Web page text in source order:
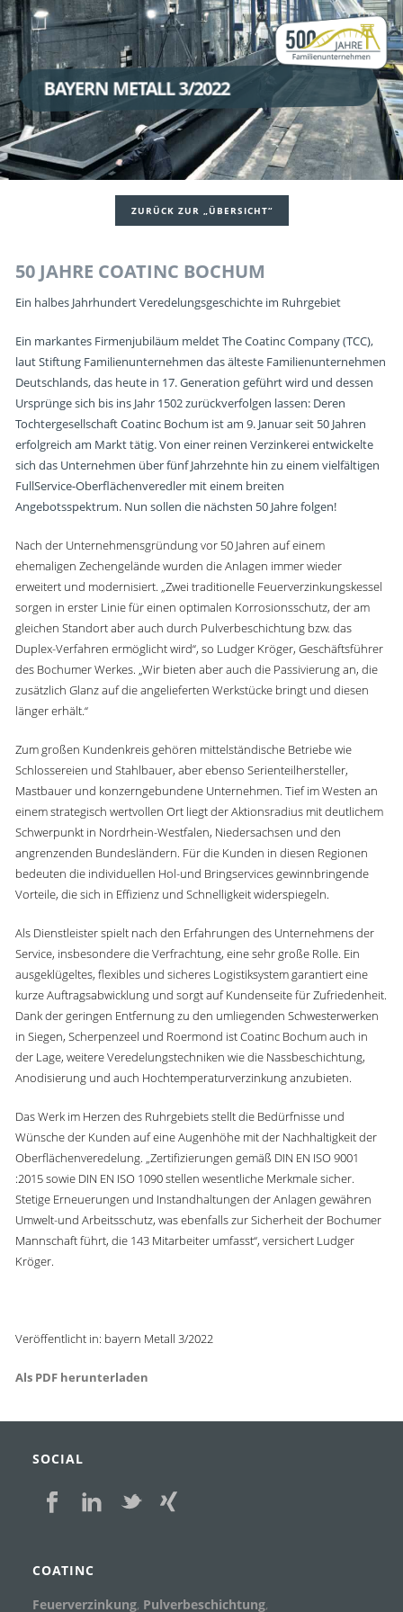
BAYERN METALL 3/2022
ZURÜCK ZUR „ÜBERSICHT“
50 JAHRE COATINC BOCHUM
Ein halbes Jahrhundert Veredelungsgeschichte im Ruhrgebiet
Ein markantes Firmenjubiläum meldet The Coatinc Company (TCC),
laut Stiftung Familienunternehmen das älteste Familienunternehmen
Deutschlands, das heute in 17. Generation geführt wird und dessen
Ursprünge sich bis ins Jahr 1502 zurückverfolgen lassen: Deren
Tochtergesellschaft Coatinc Bochum ist am 9. Januar seit 50 Jahren
erfolgreich am Markt tätig. Von einer reinen Verzinkerei entwickelte
sich das Unternehmen über fünf Jahrzehnte hin zu einem vielfältigen
FullService-Oberflächenveredler mit einem breiten
Angebotsspektrum. Nun sollen die nächsten 50 Jahre folgen!
Nach der Unternehmensgründung vor 50 Jahren auf einem
ehemaligen Zechengelände wurden die Anlagen immer wieder
erweitert und modernisiert. „Zwei traditionelle Feuerverzinkungskessel
sorgen in erster Linie für einen optimalen Korrosionsschutz, der am
gleichen Standort aber auch durch Pulverbeschichtung bzw. das
Duplex-Verfahren ermöglicht wird“, so Ludger Kröger, Geschäftsführer
des Bochumer Werkes. „Wir bieten aber auch die Passivierung an, die
zusätzlich Glanz auf die angelieferten Werkstücke bringt und diesen
länger erhält.“
Zum großen Kundenkreis gehören mittelständische Betriebe wie
Schlossereien und Stahlbauer, aber ebenso Serienteilhersteller,
Mastbauer und konzerngebundene Unternehmen. Tief im Westen an
einem strategisch wertvollen Ort liegt der Aktionsradius mit deutlichem
Schwerpunkt in Nordrhein-Westfalen, Niedersachsen und den
angrenzenden Bundesländern. Für die Kunden in diesen Regionen
bedeuten die individuellen Hol-und Bringservices gewinnbringende
Vorteile, die sich in Effizienz und Schnelligkeit widerspiegeln.
Als Dienstleister spielt nach den Erfahrungen des Unternehmens der
Service, insbesondere die Verfrachtung, eine sehr große Rolle. Ein
ausgeklügeltes, flexibles und sicheres Logistiksystem garantiert eine
kurze Auftragsabwicklung und sorgt auf Kundenseite für Zufriedenheit.
Dank der geringen Entfernung zu den umliegenden Schwesterwerken
in Siegen, Scherpenzeel und Roermond ist Coatinc Bochum auch in
der Lage, weitere Veredelungstechniken wie die Nassbeschichtung,
Anodisierung und auch Hochtemperaturverzinkung anzubieten.
Das Werk im Herzen des Ruhrgebiets stellt die Bedürfnisse und
Wünsche der Kunden auf eine Augenhöhe mit der Nachhaltigkeit der
Oberflächenveredelung. „Zertifizierungen gemäß DIN EN ISO 9001
:2015 sowie DIN EN ISO 1090 stellen wesentliche Merkmale sicher.
Stetige Erneuerungen und Instandhaltungen der Anlagen gewähren
Umwelt-und Arbeitsschutz, was ebenfalls zur Sicherheit der Bochumer
Mannschaft führt, die 143 Mitarbeiter umfasst“, versichert Ludger
Kröger.
Veröffentlicht in: bayern Metall 3/2022
Als PDF herunterladen
SOCIAL
COATINC
Feuerverzinkung, Pulverbeschichtung,